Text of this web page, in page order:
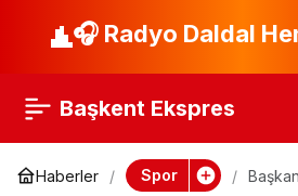
🎧 Radyo Daldal
Başkent Ekspres
Haberler Spor
Fenerbahçe Kante
maliyetini resmen